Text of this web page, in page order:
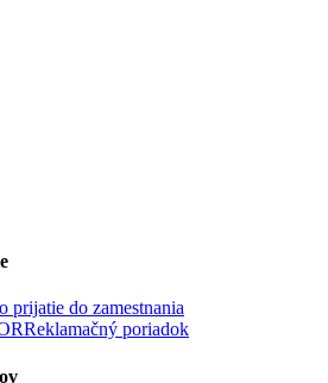
prijatie do zamestnania
Reklamačný poriadok